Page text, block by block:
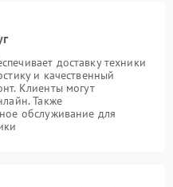
доставку техники
и качественный
Клиенты могут
Также
обслуживание для